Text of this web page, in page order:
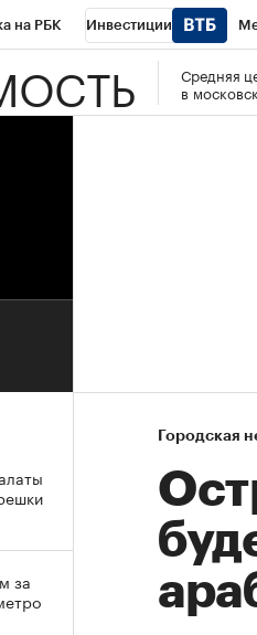
на РБК Инвестиции
Спорт Школа управления
Средняя
в
Городская
за